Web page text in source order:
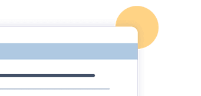
: tout sur
des